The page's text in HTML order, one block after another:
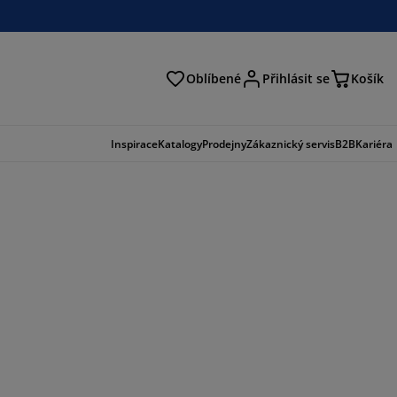
Oblíbené Přihlásit se Košík
InspiraceKatalogyProdejnyZákaznický servisB2BKariéra